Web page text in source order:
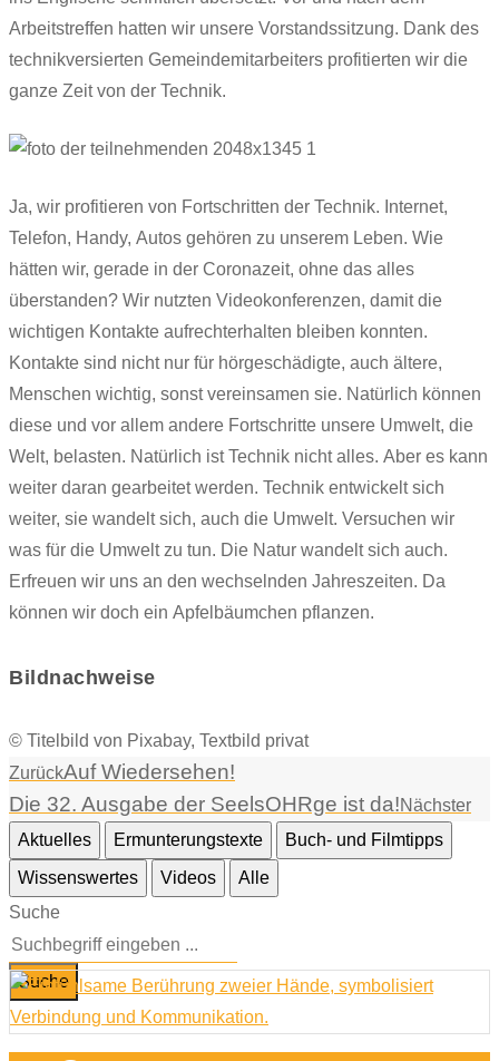
Arbeitstreffen hatten wir unsere Vorstandssitzung. Dank des
technikversierten Gemeindemitarbeiters profitierten wir die
ganze Zeit von der Technik.
Ja, wir profitieren von Fortschritten der Technik. Internet,
Telefon, Handy, Autos gehören zu unserem Leben. Wie
hätten wir, gerade in der Coronazeit, ohne das alles
überstanden? Wir nutzten Videokonferenzen, damit die
wichtigen Kontakte aufrechterhalten bleiben konnten.
Kontakte sind nicht nur für hörgeschädigte, auch ältere,
Menschen wichtig, sonst vereinsamen sie. Natürlich können
diese und vor allem andere Fortschritte unsere Umwelt, die
Welt, belasten. Natürlich ist Technik nicht alles. Aber es kann
weiter daran gearbeitet werden. Technik entwickelt sich
weiter, sie wandelt sich, auch die Umwelt. Versuchen wir
was für die Umwelt zu tun. Die Natur wandelt sich auch.
Erfreuen wir uns an den wechselnden Jahreszeiten. Da
können wir doch ein Apfelbäumchen pflanzen.
Bildnachweise
© Titelbild von Pixabay, Textbild privat
ZurückAuf Wiedersehen!
Die 32. Ausgabe der SeelsOHRge ist da!Nächster
Aktuelles
Ermunterungstexte
Buch- und Filmtipps
Wissenswertes
Videos
Alle
Suche
Suche